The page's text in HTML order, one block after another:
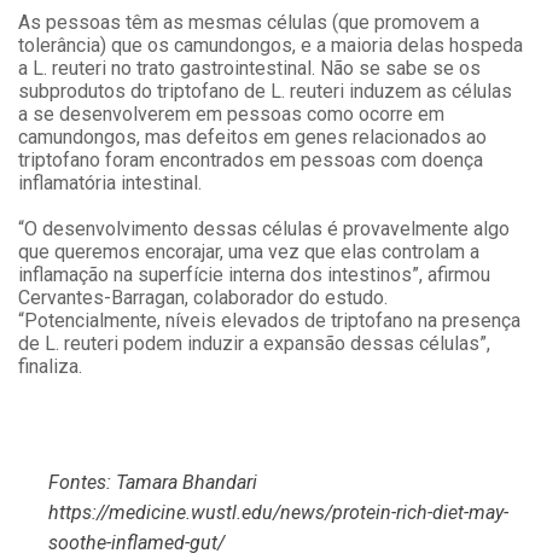
As pessoas têm as mesmas células (que promovem a
tolerância) que os camundongos, e a maioria delas hospeda
a L. reuteri no trato gastrointestinal. Não se sabe se os
subprodutos do triptofano de L. reuteri induzem as células
a se desenvolverem em pessoas como ocorre em
camundongos, mas defeitos em genes relacionados ao
triptofano foram encontrados em pessoas com doença
inflamatória intestinal.
“O desenvolvimento dessas células é provavelmente algo
que queremos encorajar, uma vez que elas controlam a
inflamação na superfície interna dos intestinos”, afirmou
Cervantes-Barragan, colaborador do estudo.
“Potencialmente, níveis elevados de triptofano na presença
de L. reuteri podem induzir a expansão dessas células”,
finaliza.
Fontes: Tamara Bhandari
https://medicine.wustl.edu/news/protein-rich-diet-may-
soothe-inflamed-gut/